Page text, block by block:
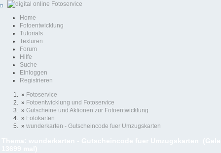
Home
Fotoentwicklung
Tutorials
Texturen
Forum
Hilfe
Suche
Einloggen
Registrieren
» Fotoservice
» Fotoentwicklung und Fotoservice
» Gutscheine und Aktionen zur Fotoentwicklung
» Fotokarten
» wunderkarten - Gutscheincode fuer Umzugskarten